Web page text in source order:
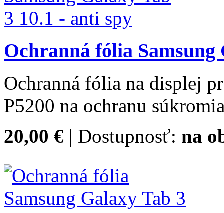
Ochranná fólia Samsung
Ochranná fólia na displej
P5200 na ochranu
20,00 € | Dostupnosť: na